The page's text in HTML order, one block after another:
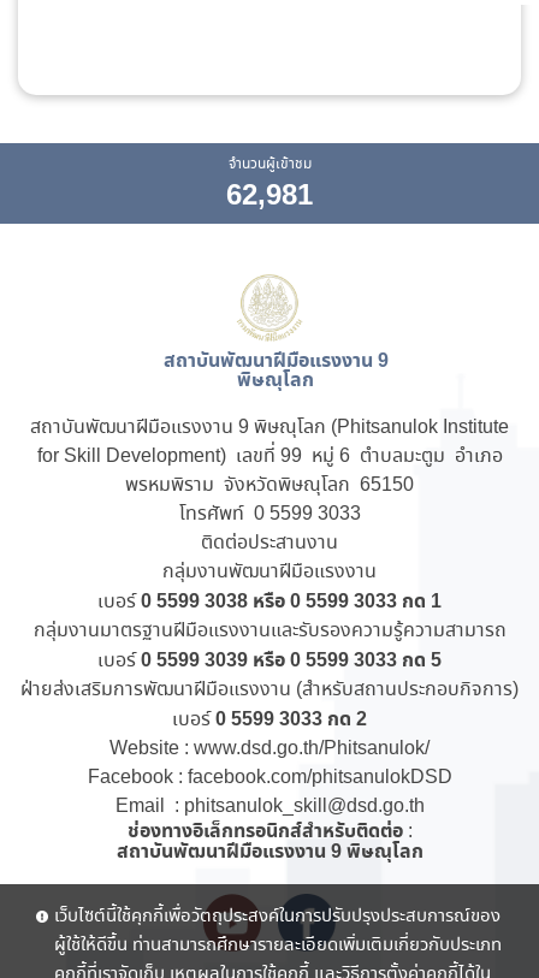
จำนวนผู้เข้าชม
62,981
สถาบันพัฒนาฝีมือแรงงาน 9
พิษณุโลก
สถาบันพัฒนาฝีมือแรงงาน 9 พิษณุโลก (Phitsanulok Institute
for Skill Development) เลขที่ 99 หมู่ 6 ตำบลมะตูม อำเภอ
พรหมพิราม จังหวัดพิษณุโลก 65150
โทรศัพท์ 0 5599 3033
ติดต่อประสานงาน
กลุ่มงานพัฒนาฝีมือแรงงาน
เบอร์0 5599 3038 หรือ 0 5599 3033 กด 1
กลุ่มงานมาตรฐานฝีมือแรงงานและรับรองความรู้ความสามารถ
เบอร์0 5599 3039 หรือ 0 5599 3033 กด 5
ฝ่ายส่งเสริมการพัฒนาฝีมือแรงงาน (สำหรับสถานประกอบกิจการ)
เบอร์0 5599 3033 กด 2
Website : www.dsd.go.th/Phitsanulok/
Facebook : facebook.com/phitsanulokDSD
Email : phitsanulok_skill@dsd.go.th
ช่องทางอิเล็กทรอนิกส์สำหรับติดต่อ:
สถาบันพัฒนาฝีมือแรงงาน 9 พิษณุโลก
เว็บไซต์นี้ใช้คุกกี้เพื่อวัตถุประสงค์ในการปรับปรุงประสบการณ์ของ
ผู้ใช้ให้ดีขึ้น ท่านสามารถศึกษารายละเอียดเพิ่มเติมเกี่ยวกับประเภท